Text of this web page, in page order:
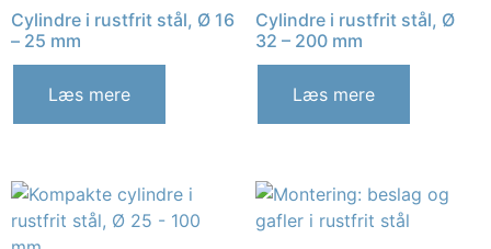
Cylindre i rustfrit stål, Ø 16
– 25 mm
Læs mere
Cylindre i rustfrit stål, Ø
32 – 200 mm
Læs mere